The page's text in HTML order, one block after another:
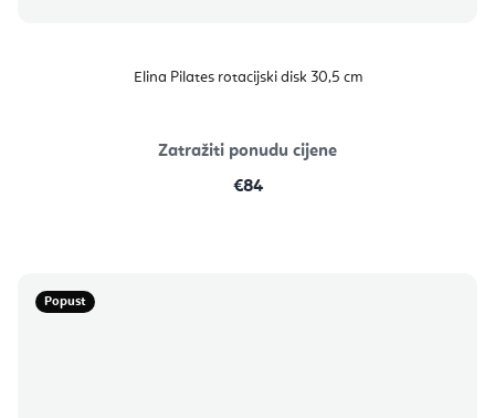
Elina Pilates rotacijski disk 30,5 cm
Zatražiti ponudu cijene
€84
Popust